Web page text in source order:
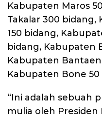
Kabupaten Maros
Takalar 300
150 bidang,
bidang, Kabupaten
Kabupaten
Kabupaten Bone 50
“Ini adalah sebuah
mulia oleh Presiden